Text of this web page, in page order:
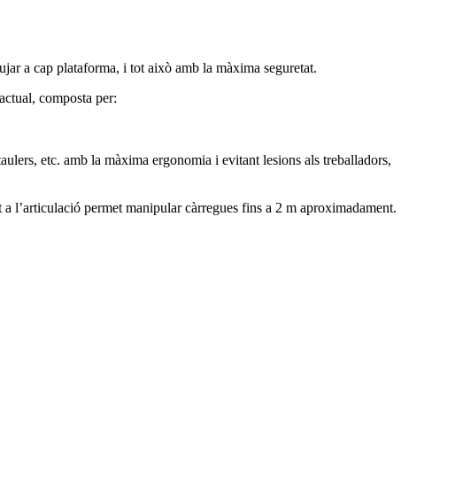
a cap plataforma, i tot això amb la màxima seguretat.
composta per:
etc. amb la màxima ergonomia i evitant lesions als treballadors,
l’articulació permet manipular càrregues fins a 2 m aproximadament.